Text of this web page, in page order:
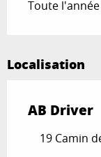
Toute
Localisation
AB Driver
19 Camin